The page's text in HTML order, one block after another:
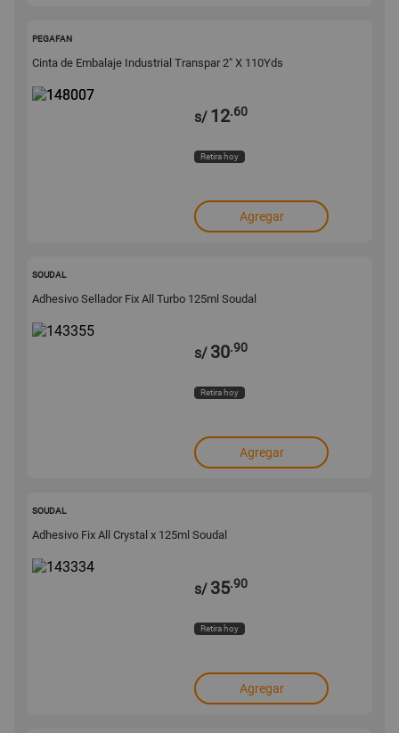
PEGAFAN
Cinta de Embalaje Industrial Transpar 2" X 110Yds
s/ 12.60
Retira hoy
Agregar
SOUDAL
Adhesivo Sellador Fix All Turbo 125ml Soudal
s/ 30.90
Retira hoy
Agregar
SOUDAL
Adhesivo Fix All Crystal x 125ml Soudal
s/ 35.90
Retira hoy
Agregar